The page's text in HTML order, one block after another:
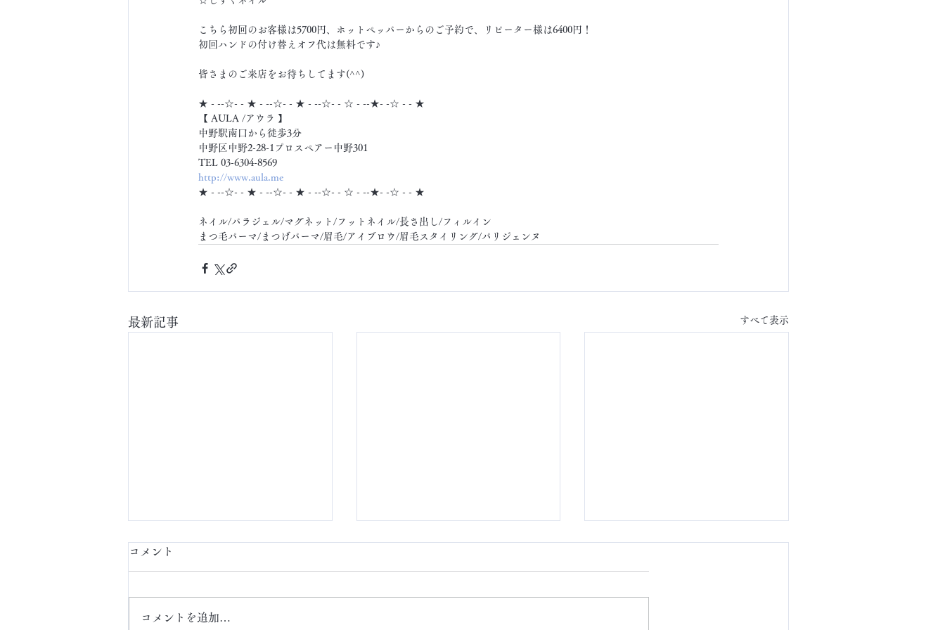
こちら初回のお客様は5700円、ホットペッパーからのご予約で、リピーター様は6400円！
初回ハンドの付け替えオフ代は無料です♪
皆さまのご来店をお待ちしてます(^^)
★ - --☆- - ★ - --☆- - ★ - --☆- - ☆ - --★- -☆ - - ★
【 AULA /アウラ 】
中野駅南口から徒歩3分
中野区中野2-28-1プロスペアー中野301
TEL 03-6304-8569
http://www.aula.me
★ - --☆- - ★ - --☆- - ★ - --☆- - ☆ - --★- -☆ - - ★
ネイル/パラジェル/マグネット/フットネイル/長さ出し/フィルイン
まつ毛パーマ/まつげパーマ/眉毛/アイブロウ/眉毛スタイリング/パリジェンヌ
最新記事 すべて表示
コメント
コメントを追加…